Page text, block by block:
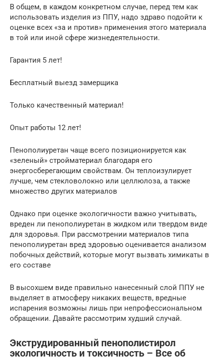
В общем, в каждом конкретном случае, перед тем как
использовать изделия из ППУ, надо здраво подойти к
оценке всех «за и против» применения этого материала
в той или иной сфере жизнедеятельности.
Гарантия 5 лет!
Бесплатный выезд замерщика
Только качественный материал!
Опыт работы 12 лет!
Пенополиуретан чаще всего позиционируется как
«зеленый» стройматериал благодаря его
энергосберегающим свойствам. Он теплоизулирует
лучше, чем стекловолокно или целлюлоза, а также
множество других материалов
Однако при оценке экологичности важно учитывать,
вреден ли пенополиуретан в жидком или твердом виде
для здоровья. При рассмотрении материалов типа
пенополиуретан вред здоровью оценивается анализом
побочных действий, которые могут вызвать химикаты в
его составе
В высохшем виде правильно нанесенный слой ППУ не
выделяет в атмосферу никаких веществ, вредные
испарения возможны лишь при непрофессиональном
обращении. Давайте рассмотрим худший случай.
Экструдированный пенополистирол
экологичность и токсичность – Все об